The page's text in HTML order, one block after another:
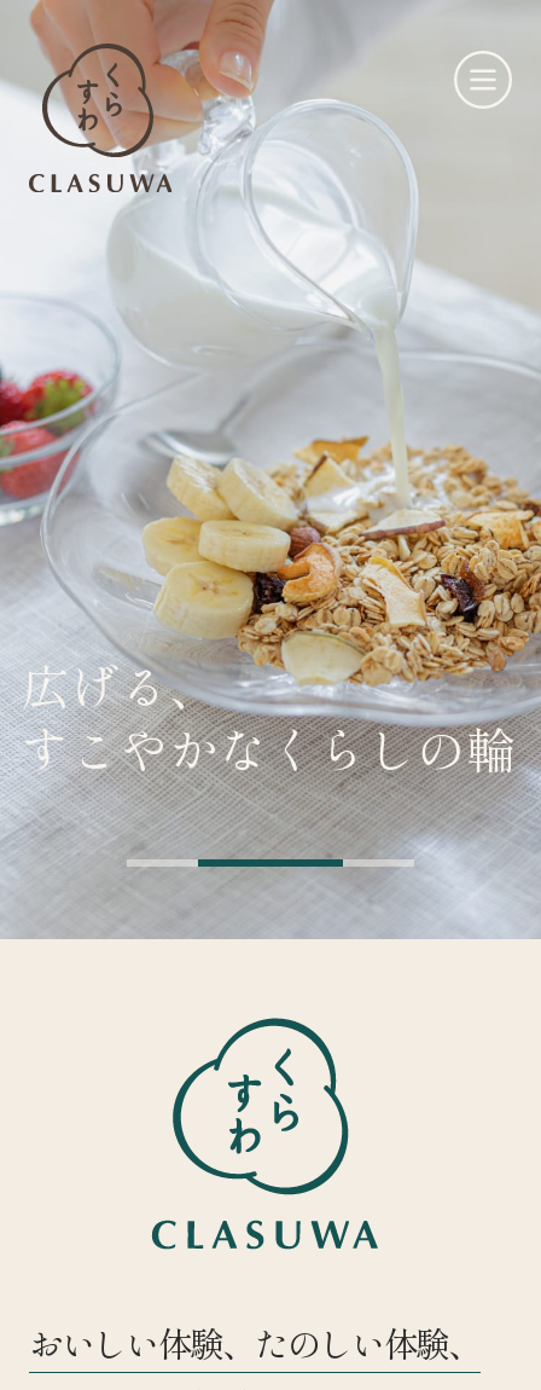
くらすわとは
お知らせ
店舗一覧
広げる、
すこやかなくらしの輪
おいしい体験、たのしい体験、